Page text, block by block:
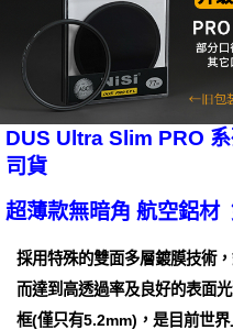
DUS Ultra Slim PRO
司貨
超薄款無暗角 航空鋁材
採用特殊的雙面多層鍍膜技術
而達到高透過率及良好的表面
框(僅只有5.2mm)，是目前世